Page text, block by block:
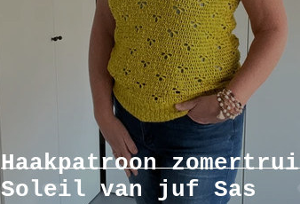
Haakpatroon zomertrui
Soleil van juf Sas